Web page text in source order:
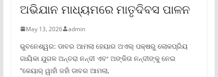
ଅଭିଯାନ ମାଧ୍ୟମରେ ମାତୃଦିବସ ପାଳନ
May 13, 2026 admin
ଭୁବନେଶ୍ୱର: ଡାବର ଆମଲା ହେୟାର ଅଏଲ୍ ପକ୍ଷରୁ ଲୋକପ୍ରିୟ
ଗାୟିକା ଯୁଗଳ ଅନ୍ତରା ନନ୍ଦୀ ଏବଂ ଅଙ୍କିତା ନନ୍ଦୀଙ୍କୁ ନେଇ
“କେୟାର୍ ୱାହାଁ ଜହାଁ ଡାବର ଆମଲା,